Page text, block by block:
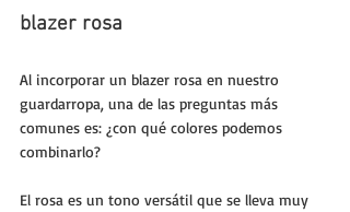
blazer rosa
Al incorporar un blazer rosa en nuestro
guardarropa, una de las preguntas más
comunes es: ¿con qué colores podemos
combinarlo?
El rosa es un tono versátil que se lleva muy